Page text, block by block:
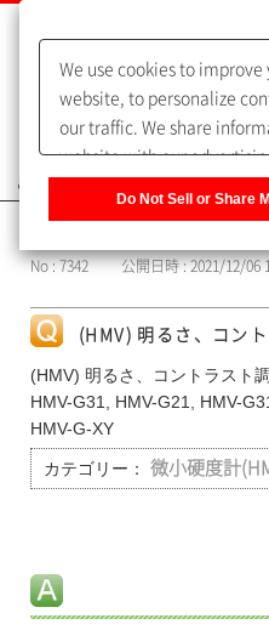
よくあるご質問（
No : 7342 公開日時 : 2021/12/06
(HMV) 明るさ、コン
(HMV) 明るさ、コントラスト
HMV-G31, HMV-G21, HMV-
HMV-G-XY
カテゴリー： 微小硬度計
We use cookies to
website, to personalize
our traffic. We share
website with our
of our sharing information
Information] to customize
Do Not Sell or Share